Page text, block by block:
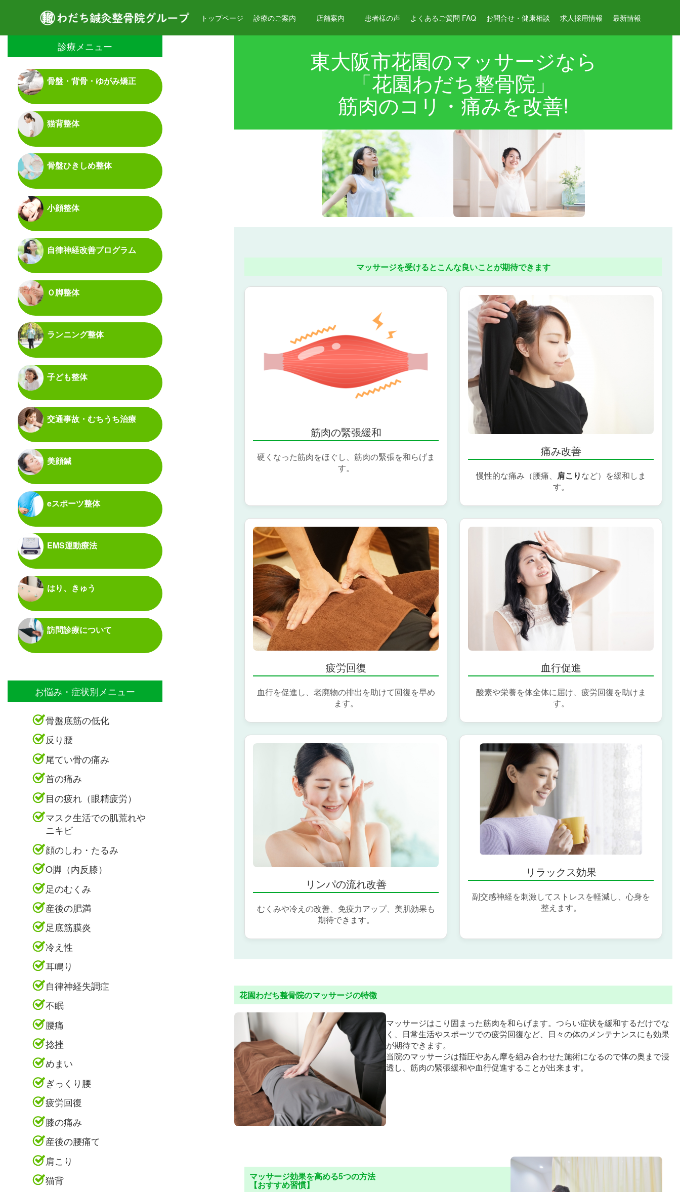
トップページ 診療のご案内 店舗案内 患者様の声 よくあるご質問 FAQ お問合せ・健康相談 求人採用情報 最新情報
東大阪市花園のマッサージなら
「花園わだち整骨院」
筋肉のコリ・痛みを改善!
マッサージを受けるとこんな良いことが期待できます
筋肉の緊張緩和
硬くなった筋肉をほぐし、筋肉の緊張を和らげま
す。
痛み改善
慢性的な痛み（腰痛、 肩こりなど）を緩和しま
す。
疲労回復
血行を促進し、老廃物の排出を助けて回復を早め
ます。
血行促進
酸素や栄養を体全体に届け、疲労回復を助けま
す。
リンパの流れ改善
むくみや冷えの改善、免疫力アップ、美肌効果も
期待できます。
リラックス効果
副交感神経を刺激してストレスを軽減し、心身を
整えます。
花園わだち整骨院のマッサージの特徴
マッサージはこり固まった筋肉を和らげます。つらい症状を緩和するだけでな
く、日常生活やスポーツでの疲労回復など、日々の体のメンテナンスにも効果
が期待できます。
当院のマッサージは指圧やあん摩を組み合わせた施術になるので体の奥まで浸
透し、筋肉の緊張緩和や血行促進することが出来ます。
マッサージ効果を高める5つの方法
【おすすめ習慣】
診療メニュー
骨盤・背骨・ゆがみ矯正
猫背整体
骨盤ひきしめ整体
小顔整体
自律神経改善プログラム
Ｏ脚整体
ランニング整体
子ども整体
交通事故・むちうち治療
美顔鍼
eスポーツ整体
EMS運動療法
はり、きゅう
訪問診療について
お悩み・症状別メニュー
骨盤底筋の低化
反り腰
尾てい骨の痛み
首の痛み
目の疲れ（眼精疲労）
マスク生活での肌荒れや
ニキビ
顔のしわ・たるみ
O脚（内反膝）
足のむくみ
産後の肥満
足底筋膜炎
冷え性
耳鳴り
自律神経失調症
不眠
腰痛
捻挫
めまい
ぎっくり腰
疲労回復
膝の痛み
産後の腰痛て
肩こり
猫背